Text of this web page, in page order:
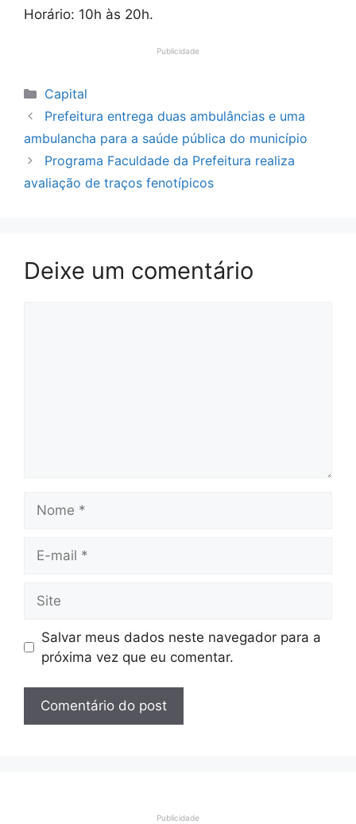
Horário: 10h às 20h.
Publicidade
Categorias
Capital
Prefeitura entrega duas ambulâncias e uma
ambulancha para a saúde pública do município
Programa Faculdade da Prefeitura realiza
avaliação de traços fenotípicos
Deixe um comentário
mail
Salvar meus dados neste navegador para a
próxima vez que eu comentar.
Publicidade